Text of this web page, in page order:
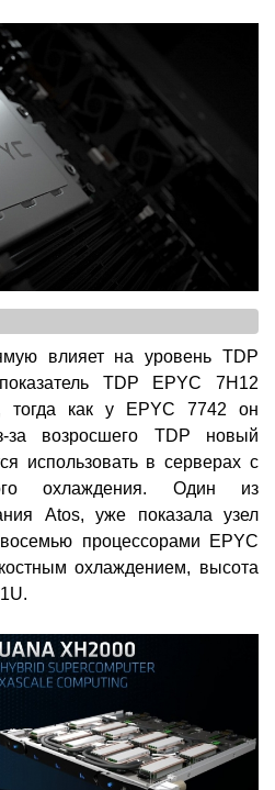
влияет на уровень TDP
TDP EPYC 7H12
тогда как у EPYC 7742 он
за возросшего TDP новый
использовать в серверах с
охлаждения. Один из
Atos, уже показала узел
процессорами EPYC
охлаждением, высота